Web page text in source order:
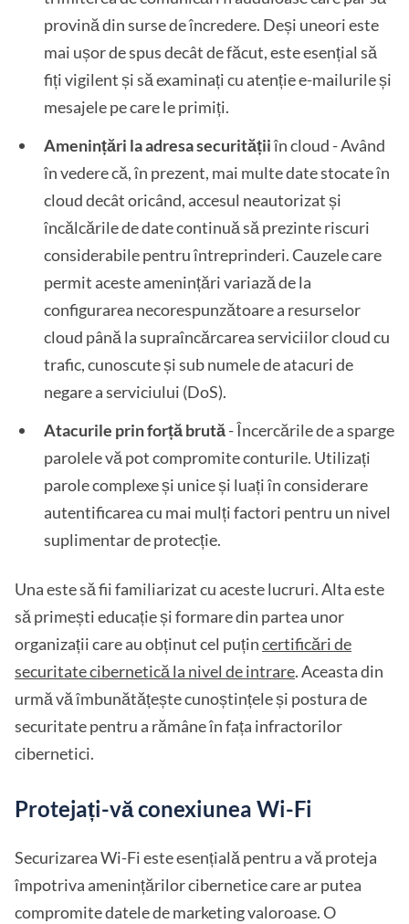
provină din surse de încredere. Deși uneori este
mai ușor de spus decât de făcut, este esențial să
fiți vigilent și să examinați cu atenție e-mailurile și
mesajele pe care le primiți.
Amenințări la adresa securitățiiîn cloud - Având
în vedere că, în prezent, mai multe date stocate în
cloud decât oricând, accesul neautorizat și
încălcările de date continuă să prezinte riscuri
considerabile pentru întreprinderi. Cauzele care
permit aceste amenințări variază de la
configurarea necorespunzătoare a resurselor
cloud până la supraîncărcarea serviciilor cloud cu
trafic, cunoscute și sub numele de atacuri de
negare a serviciului (DoS).
Atacurile prin forță brută- Încercările de a sparge
parolele vă pot compromite conturile. Utilizați
parole complexe și unice și luați în considerare
autentificarea cu mai mulți factori pentru un nivel
suplimentar de protecție.
Una este să fii familiarizat cu aceste lucruri. Alta este
să primești educație și formare din partea unor
organizații care au obținut cel puțincertificări de
securitate cibernetică la nivel de intrare. Aceasta din
urmă vă îmbunătățește cunoștințele și postura de
securitate pentru a rămâne în fața infractorilor
cibernetici.
Protejați-vă conexiunea Wi-Fi
Securizarea Wi-Fi este esențială pentru a vă proteja
împotriva amenințărilor cibernetice care ar putea
compromite datele de marketing valoroase. O